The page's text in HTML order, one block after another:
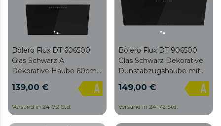
Bolero Flux DT 606500
Glas Schwarz A
Dekorative Haube 60cm
breit, schwarze Glasfront,
Absaugung 650m3/h,
Touch Control, 3
Leistungsstufen, Booster,
139,00 €
Versand in 24-72 Std.
Bolero Flux DT 906500
Glas Schwarz Dekorative
Dunstabzugshaube mit
90 cm Breite, schwarzer
Glasfront, schwarzem
650 m3/h, Motor 165 W,
Klasse A, Touch Control, 3
149,00 €
Versand in 24-72 Std.